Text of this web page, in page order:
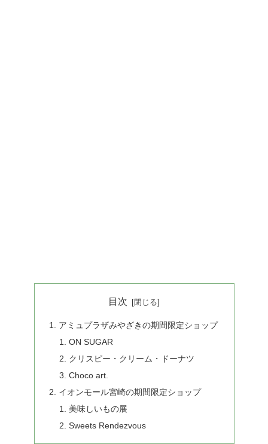
目次
アミュプラザみやざきの期間限定ショップ
ON SUGAR
クリスピー・クリーム・ドーナツ
Choco art.
イオンモール宮崎の期間限定ショップ
美味しいもの展
Sweets Rendezvous